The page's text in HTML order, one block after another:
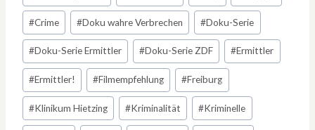
#Crime #Doku wahre Verbrechen #Doku-Serie
#Doku-Serie Ermittler #Doku-Serie ZDF #Ermittler
#Ermittler! #Filmempfehlung #Freiburg
#Klinikum Hietzing #Kriminalität #Kriminelle